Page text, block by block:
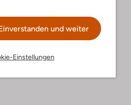
und weiter
Einstellungen
Damen